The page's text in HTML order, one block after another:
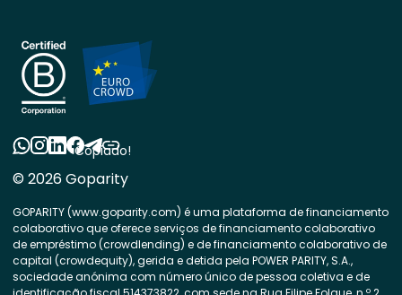
© 2026 Goparity
GOPARITY (www.goparity.com) é uma plataforma de financiamento
colaborativo que oferece serviços de financiamento colaborativo
de empréstimo (crowdlending) e de financiamento colaborativo de
capital (crowdequity), gerida e detida pela POWER PARITY, S.A.,
sociedade anónima com número único de pessoa coletiva e de
Copiado!